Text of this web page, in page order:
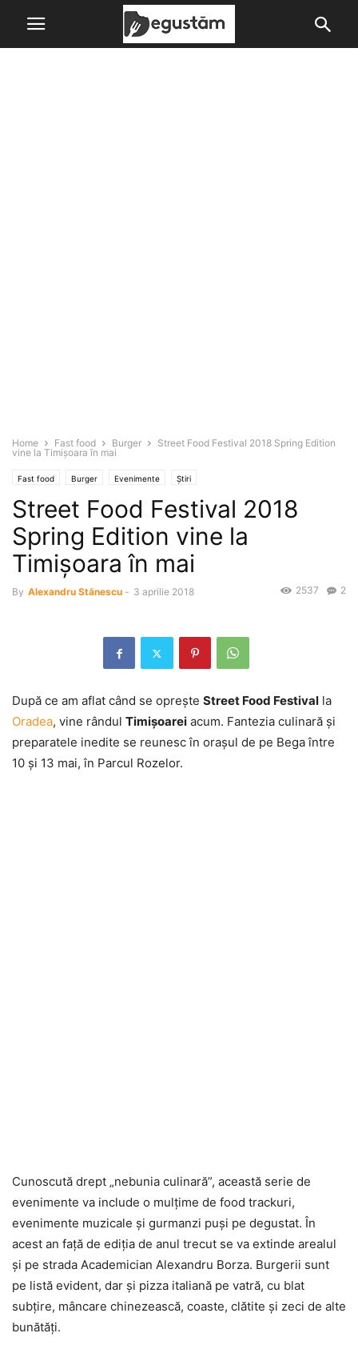
Home Fast food Burger
Street Food Festival 2018 Spring Edition
vine la Timişoara în mai
Fast food Burger Evenimente Știri
Street Food Festival 2018
Spring Edition vine la
Timişoara în mai
By Alexandru Stănescu - 3 aprilie 2018 2
2537
După ce am aflat când se opreşte Street Food Festival la
Oradea, vine rândul Timişoarei acum. Fantezia culinară şi
preparatele inedite se reunesc în oraşul de pe Bega între
10 şi 13 mai, în Parcul Rozelor.
Cunoscută drept „nebunia culinară”, această serie de
evenimente va include o mulţime de food trackuri,
evenimente muzicale şi gurmanzi puşi pe degustat. În
acest an faţă de ediţia de anul trecut se va extinde arealul
şi pe strada Academician Alexandru Borza. Burgerii sunt
pe listă evident, dar şi pizza italiană pe vatră, cu blat
subţire, mâncare chinezească, coaste, clătite şi zeci de alte
bunătăţi.